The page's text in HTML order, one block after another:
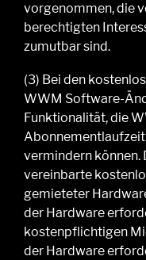
vorgenommen, die
berechtigten
zumutbar sind.
(3) Bei den
WWM Software-
Funktionalität, die
vermindern können.
vereinbarte
gemieteter
der Hardware
kostenpflichtigen
der Hardware